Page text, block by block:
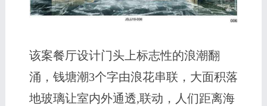
该案餐厅设计门头上标志性的浪潮翻
涌，钱塘潮3个字由浪花串联，大面积落
地玻璃让室内外通透,联动，人们距离海